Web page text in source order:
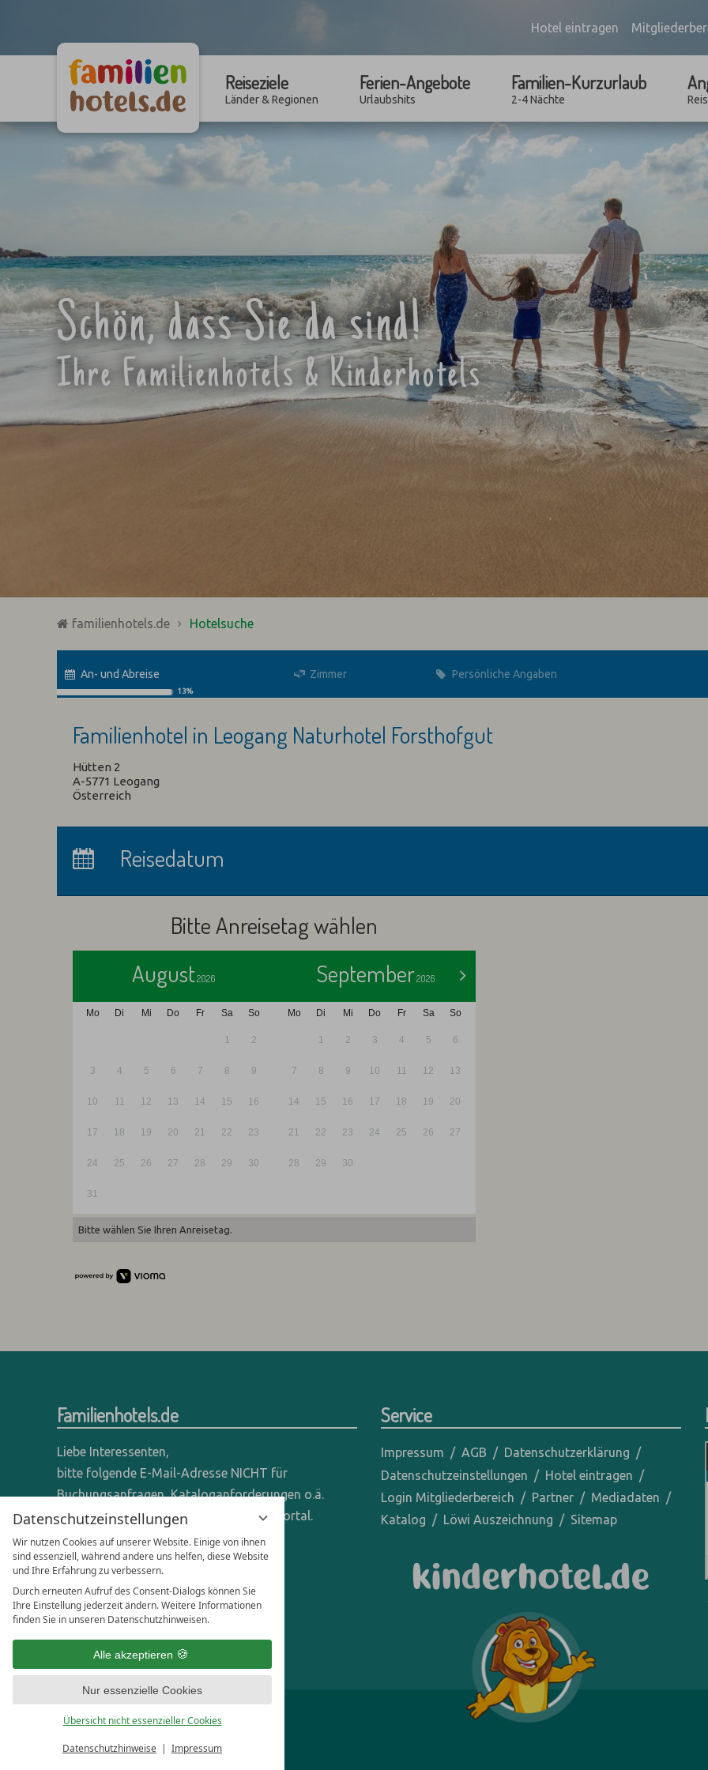
Datenschutzeinstellungen
Wir nutzen Cookies auf unserer Website. Einige von ihnen
sind essenziell, während andere uns helfen, diese Website
und Ihre Erfahrung zu verbessern.
Durch erneuten Aufruf des Consent-Dialogs können Sie
Ihre Einstellung jederzeit ändern. Weitere Informationen
finden Sie in unseren Datenschutzhinweisen.
Alle akzeptieren
Nur essenzielle Cookies
Übersicht nicht essenzieller Cookies
Datenschutzhinweise Impressum
Hotel eintragen
Reiseziele
Länder & Regionen
Ferien-Angebote
Urlaubshits
Familien-Kurzurlaub
2-4 Nächte
Schön, dass Sie da sind!
Ihre Familienhotels & Kinderhotels
familienhotels.de Hotelsuche
An- und Abreise Zimmer Persönliche Angaben
13%
Familienhotel in Leogang Naturhotel Forsthofgut
Hütten 2
A-5771 Leogang
Österreich
Übernachtungen:
Reisedatum
Bitte Anreisetag wählen
August2026
Mo Di Mi Do Fr Sa So
1 2
3 4 5 6 7 8 9
10 11 12 13 14 15 16
17 18 19 20 21 22 23
24 25 26 27 28 29 30
31
>
September2026
Mo Di Mi Do Fr Sa So
1 2 3 4 5 6
7 8 9 10 11 12 13
14 15 16 17 18 19 20
21 22 23 24 25 26 27
28 29 30
Bitte wählen Sie Ihren Anreisetag.
Familienhotels.de
Liebe Interessenten,
bitte folgende E-Mail-Adresse NICHT für
Buchungsanfragen, Kataloganforderungen o.ä.
verwenden - wir sind ein reines Online-Portal.
Anfragen dieser Art bitte direkt an die
entsprechenden Hotels senden.
Anfragen für Hoteliers & Agenturen:
office@familienhotels.de
Service
Impressum AGB
Datenschutzerklärung
Datenschutzeinstellungen
Hotel eintragen
Login Mitgliederbereich
Partner
Mediadaten
Katalog
Löwi Auszeichnung Sitemap